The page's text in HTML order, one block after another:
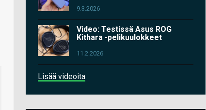
9.3.2026
Video: Testissä Asus ROG
Kithara -pelikuulokkeet
11.2.2026
Lisää videoita